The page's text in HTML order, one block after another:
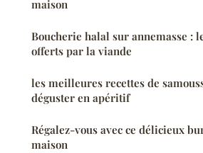
maison
Boucherie halal sur annemasse :
offerts par la viande
les meilleures recettes de
déguster en apéritif
Régalez-vous avec ce délicieux
maison